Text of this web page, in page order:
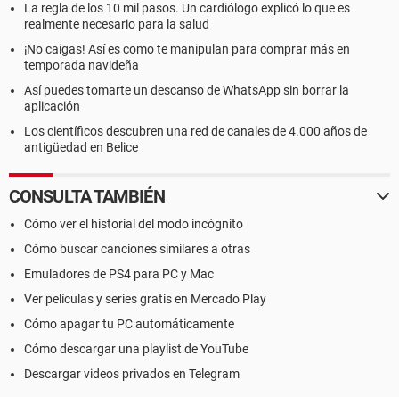
La regla de los 10 mil pasos. Un cardiólogo explicó lo que es
realmente necesario para la salud
¡No caigas! Así es como te manipulan para comprar más en
temporada navideña
Así puedes tomarte un descanso de WhatsApp sin borrar la
aplicación
Los científicos descubren una red de canales de 4.000 años de
antigüedad en Belice
CONSULTA TAMBIÉN
Cómo ver el historial del modo incógnito
Cómo buscar canciones similares a otras
Emuladores de PS4 para PC y Mac
Ver películas y series gratis en Mercado Play
Cómo apagar tu PC automáticamente
Cómo descargar una playlist de YouTube
Descargar videos privados en Telegram